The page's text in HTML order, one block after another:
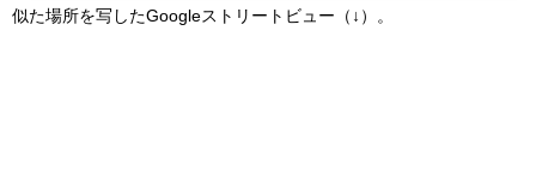
似た場所を写したGoogleストリートビュー（↓）。